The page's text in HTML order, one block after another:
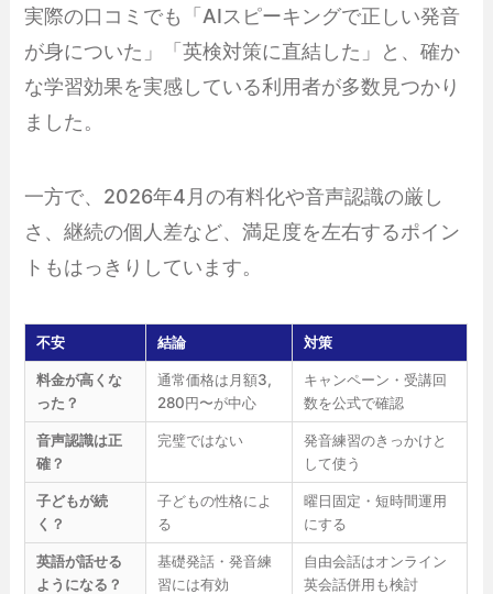
実際の口コミでも「AIスピーキングで正しい発音
が身についた」「英検対策に直結した」と、確か
な学習効果を実感している利用者が多数見つかり
ました。
一方で、2026年4月の有料化や音声認識の厳し
さ、継続の個人差など、満足度を左右するポイン
トもはっきりしています。
不安 結論 対策
料金が高くな
った？
通常価格は月額3,
280円〜が中心
キャンペーン・受講回
数を公式で確認
音声認識は正
確？
完璧ではない
発音練習のきっかけと
して使う
子どもが続
く？
子どもの性格によ
る
曜日固定・短時間運用
にする
英語が話せる
ようになる？
基礎発話・発音練
習には有効
自由会話はオンライン
英会話併用も検討